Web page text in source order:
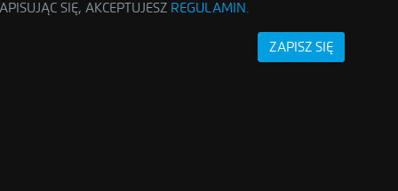
SIĘ, AKCEPTUJESZ REGULAMIN.
ZAPISZ SIĘ